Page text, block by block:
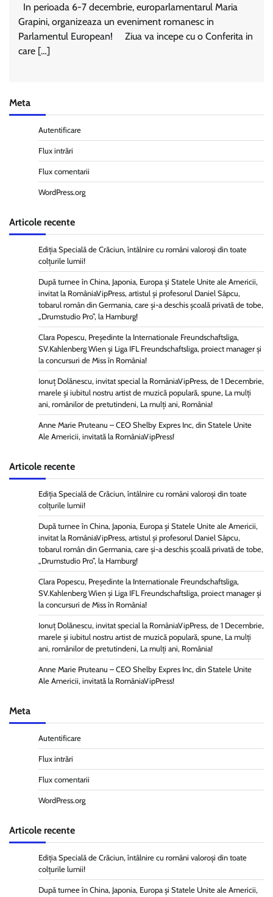
In perioada 6-7 decembrie, europarlamentarul Maria
Grapini, organizeaza un eveniment romanesc in
Parlamentul European! Ziua va incepe cu o Conferita in
care […]
Meta
Autentificare
Flux intrări
Flux comentarii
WordPress.org
Articole recente
Ediția Specială de Crăciun, întâlnire cu români valoroși din toate
colțurile lumii!
După turnee în China, Japonia, Europa și Statele Unite ale Americii,
invitat la RomâniaVipPress, artistul și profesorul Daniel Sâpcu,
tobarul român din Germania, care și-a deschis școală privată de tobe,
„Drumstudio Pro”, la Hamburg!
Clara Popescu, Președinte la Internationale Freundschaftsliga,
SV.Kahlenberg Wien şi Liga IFL Freundschaftsliga, proiect manager și
la concursuri de Miss în România!
Ionuț Dolănescu, invitat special la RomâniaVipPress, de 1 Decembrie,
marele și iubitul nostru artist de muzică populară, spune, La mulți
ani, românilor de pretutindeni, La mulți ani, România!
Anne Marie Pruteanu – CEO Shelby Expres Inc, din Statele Unite
Ale Americii, invitată la RomâniaVipPress!
Articole recente
Ediția Specială de Crăciun, întâlnire cu români valoroși din toate
colțurile lumii!
După turnee în China, Japonia, Europa și Statele Unite ale Americii,
invitat la RomâniaVipPress, artistul și profesorul Daniel Sâpcu,
tobarul român din Germania, care și-a deschis școală privată de tobe,
„Drumstudio Pro”, la Hamburg!
Clara Popescu, Președinte la Internationale Freundschaftsliga,
SV.Kahlenberg Wien şi Liga IFL Freundschaftsliga, proiect manager și
la concursuri de Miss în România!
Ionuț Dolănescu, invitat special la RomâniaVipPress, de 1 Decembrie,
marele și iubitul nostru artist de muzică populară, spune, La mulți
ani, românilor de pretutindeni, La mulți ani, România!
Anne Marie Pruteanu – CEO Shelby Expres Inc, din Statele Unite
Ale Americii, invitată la RomâniaVipPress!
Meta
Autentificare
Flux intrări
Flux comentarii
WordPress.org
Articole recente
Ediția Specială de Crăciun, întâlnire cu români valoroși din toate
colțurile lumii!
După turnee în China, Japonia, Europa și Statele Unite ale Americii,